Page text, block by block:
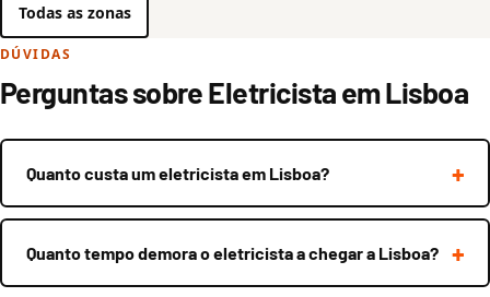
Todas as zonas
DÚVIDAS
Perguntas sobre Eletricista em Lisboa
Quanto custa um eletricista em Lisboa?
Quanto tempo demora o eletricista a chegar a Lisboa?